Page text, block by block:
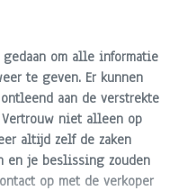
om alle informatie
te geven. Er kunnen
aan de verstrekte
niet alleen op
altijd zelf de zaken
en je beslissing zouden
op met de verkoper